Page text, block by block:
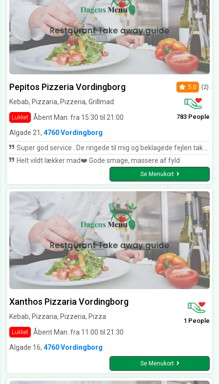
Pepitos Pizzeria Vordingborg
Kebab, Pizzaria, Pizzeria, Grillmad
Lukket Åbent Man. fra 15:30 til 21:00
5.0 (2)
783 People
Algade 21, 4760 Vordingborg
Super god service . De ringede til mig og beklagede fejlen tak Tim pepotos
Helt vildt lækker mad❤️ Gode smage, massere af fyld
Se Menukort
Xanthos Pizzaria Vordingborg
Kebab, Pizzaria, Pizzeria, Pizza
Lukket Åbent Man. fra 11:00 til 21:30
1 People
Algade 16, 4760 Vordingborg
Se Menukort